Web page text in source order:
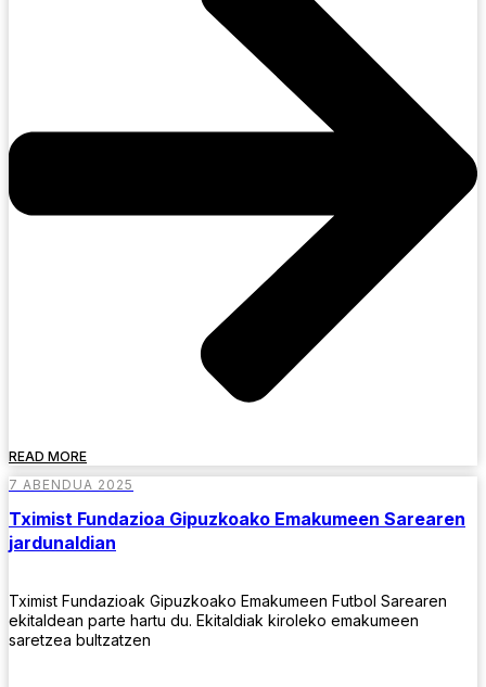
READ MORE
7 ABENDUA 2025
Tximist Fundazioa Gipuzkoako Emakumeen Sarearen
jardunaldian
Tximist Fundazioak Gipuzkoako Emakumeen Futbol Sarearen
ekitaldean parte hartu du. Ekitaldiak kiroleko emakumeen
saretzea bultzatzen